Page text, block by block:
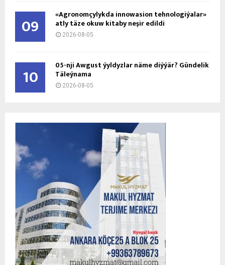
09 «Agronomçylykda innowasion tehnologiýalar»
atly täze okuw kitaby neşir edildi
2026-08-05
10 05-nji Awgust ýyldyzlar näme diýýär? Gündelik
Täleýnama
2026-08-05